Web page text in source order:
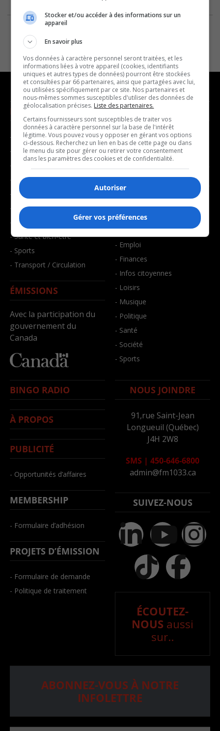
NOUVELLES
- Affaires municipales
- Communauté / Social
- Culture
- Économie
- Éducation
- Environnement
- Faits divers
- Santé et bien-être
- Sports
- Transport / Circulation
ÉMISSIONS
Avec la participation du
gouvernement du
Canada
MUSIQUE
- Décompte franco
- Joué récemment
BALADOS
- Art de vivre
- Bien-être
- Emploi
- Finances
- Infos citoyennes
- Loisirs
- Musique
- Politique
- Santé
- Société
- Sports
BINGO RADIO
À PROPOS
PUBLICITÉ
- Opportunités d’affaires
MEMBERSHIP
- Formulaire d’adhésion
PROJETS D’ÉMISSION
- Formulaire de demande
- Politique de traitement
NOUS JOINDRE
91,rue Saint-Jean
Longueuil (Québec)
J4H 2W8
SMS | 450-646-6800
admin@fm1033.ca
SUIVEZ-NOUS
ÉCOUTEZ-
NOUS aussi
sur..
ABONNEZ-VOUS À NOTRE
INFOLETTRE
Stocker et/ou accéder à des informations sur un
appareil
En savoir plus
Vos données à caractère personnel seront traitées, et les
informations liées à votre appareil (cookies, identifiants
uniques et autres types de données) pourront être stockées
et consultées par 66 partenaires, ainsi que partagées avec lui,
ou utilisées spécifiquement par ce site. Nos partenaires et
nous-mêmes sommes susceptibles d'utiliser des données de
géolocalisation précises. Liste des partenaires.
Certains fournisseurs sont susceptibles de traiter vos
données à caractère personnel sur la base de l'intérêt
légitime. Vous pouvez vous y opposer en gérant vos options
ci-dessous. Recherchez un lien en bas de cette page ou dans
le menu du site pour gérer ou retirer votre consentement
dans les paramètres des cookies et de confidentialité.
Autoriser
Gérer vos préférences